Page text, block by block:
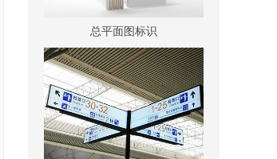
总平面图标识